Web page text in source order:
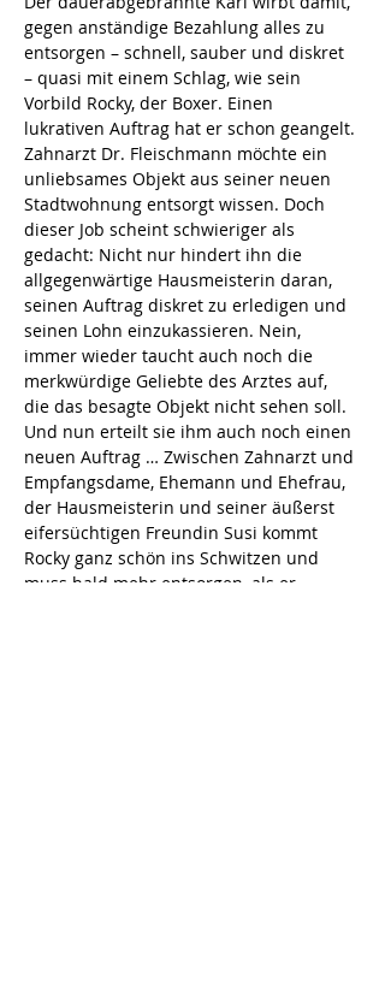
gegen anständige Bezahlung alles zu
entsorgen – schnell, sauber und diskret
– quasi mit einem Schlag, wie sein
Vorbild Rocky, der Boxer. Einen
lukrativen Auftrag hat er schon geangelt.
Zahnarzt Dr. Fleischmann möchte ein
unliebsames Objekt aus seiner neuen
Stadtwohnung entsorgt wissen. Doch
dieser Job scheint schwieriger als
gedacht: Nicht nur hindert ihn die
allgegenwärtige Hausmeisterin daran,
seinen Auftrag diskret zu erledigen und
seinen Lohn einzukassieren. Nein,
immer wieder taucht auch noch die
merkwürdige Geliebte des Arztes auf,
die das besagte Objekt nicht sehen soll.
Und nun erteilt sie ihm auch noch einen
neuen Auftrag … Zwischen Zahnarzt und
Empfangsdame, Ehemann und Ehefrau,
der Hausmeisterin und seiner äußerst
eifersüchtigen Freundin Susi kommt
Rocky ganz schön ins Schwitzen und
muss bald mehr entsorgen, als er